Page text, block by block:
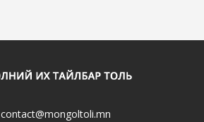
contact@mongoltoli.mn